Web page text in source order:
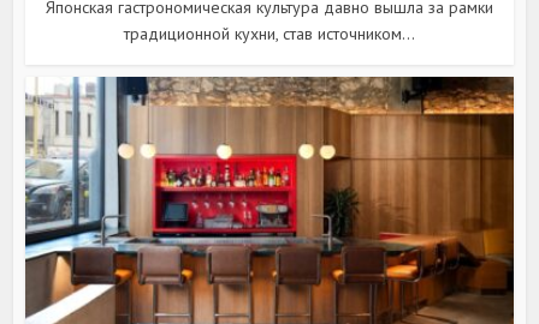
Японская гастрономическая культура давно вышла за рамки
традиционной кухни, став источником...